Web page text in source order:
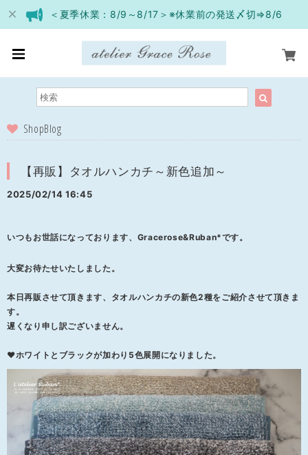
＜夏季休業：8/9～8/17＞※休業前の発送〆切⇒8/6
ShopBlog
【再販】タオルハンカチ～新色追加～
2025/02/14 16:45
いつもお世話になっております、Gracerose&Ruban*です。
大変お待たせいたしました。
本日再販させて頂きます、タオルハンカチの新色2種をご紹介させて頂きま
す。
遅くなり申し訳ございません。
❤ホワイトとブラックが加わり5色展開になりました。